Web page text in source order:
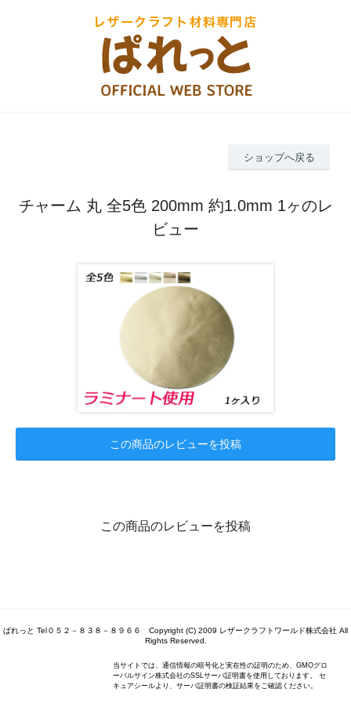
ショップへ戻る
チャーム 丸 全5色 200mm 約1.0mm 1ヶのレ
ビュー
この商品のレビューを投稿
この商品のレビューを投稿
ぱれっと Tel０５２－８３８－８９６６ Copyright (C) 2009 レザークラフトワールド株式会社 All
Rights Reserved.
当サイトでは、通信情報の暗号化と実在性の証明のため、GMOグロ
ーバルサイン株式会社のSSLサーバ証明書を使用しております。 セ
キュアシールより、サーバ証明書の検証結果をご確認ください。